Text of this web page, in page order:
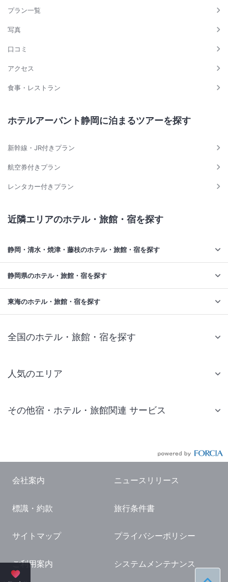
プラン一覧
写真
口コミ
アクセス
食事・レストラン
ホテルアーバント静岡に泊まるツアーを探す
新幹線・JR付きプラン
航空券付きプラン
レンタカー付きプラン
近隣エリアのホテル・旅館・宿を探す
静岡・清水・焼津・藤枝のホテル・旅館・宿を探す
静岡県のホテル・旅館・宿を探す
東海のホテル・旅館・宿を探す
全国のホテル・旅館・宿を探す
人気のエリア
仙台 ホテル
東京ドーム ホテル
横浜 ホテル
熱海 ホテル
京都 ホテル
その他宿・ホテル・旅館関連 サービス
国内観光ガイド
旅行・観光情報
会社案内 ニュースリリース
標識・約款 旅行条件書
サイトマップ プライバシーポリシー
ご利用案内 システムメンテナンス